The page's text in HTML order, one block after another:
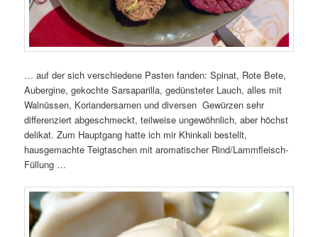
… auf der sich verschiedene Pasten fanden: Spinat, Rote Bete,
Aubergine, gekochte Sarsaparilla, gedünsteter Lauch, alles mit
Walnüssen, Koriandersamen und diversen Gewürzen sehr
differenziert abgeschmeckt, teilweise ungewöhnlich, aber höchst
delikat. Zum Hauptgang hatte ich mir Khinkali bestellt,
hausgemachte Teigtaschen mit aromatischer Rind/Lammfleisch-
Füllung …